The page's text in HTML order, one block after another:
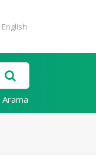
English
Arama